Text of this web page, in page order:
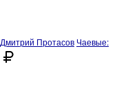
Дмитрий Протасов Чаевые: